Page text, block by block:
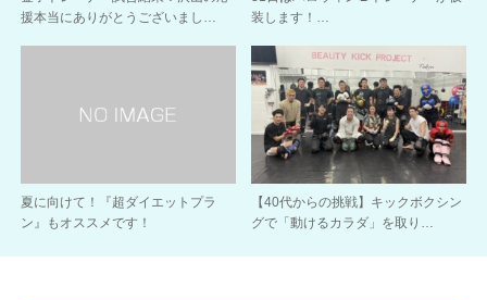
援本当にありがとうございまし…
装します！…
夏に向けて！『超ダイエットプラ
ン』もオススメです！
【40代からの挑戦】キックボクシン
グで「動けるカラダ」を取り…